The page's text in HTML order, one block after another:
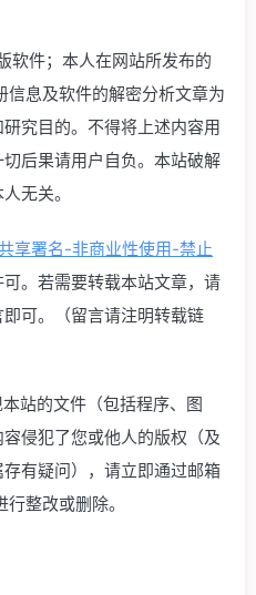
软件；本人在网站所发布的
息及软件的解密分析文章为
究目的。不得将上述内容用
后果请用户自负。本站破解
无关。
享署名-非商业性使用-禁止
可。若需要转载本站文章，请
可。（留言请注明转载链
站的文件（包括程序、图
侵犯了您或他人的版权（及
有疑问），请立即通过邮箱
行整改或删除。